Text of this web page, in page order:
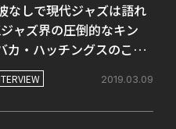
なしで現代ジャズは語れ
ャズ界の圧倒的なキン
カ・ハッチングスのこれ
う先
2019.03.09